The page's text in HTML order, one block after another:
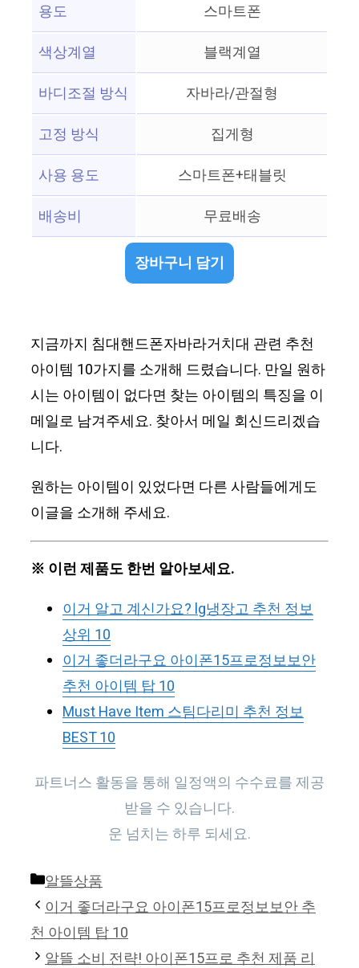
용도
스마트폰
색상계열
블랙계열
바디조절 방식
자바라/관절형
고정 방식
집게형
사용 용도
스마트폰+태블릿
배송비
무료배송
장바구니 담기
지금까지 침대핸드폰자바라거치대 관련 추천
아이템 10가지를 소개해 드렸습니다. 만일 원하
시는 아이템이 없다면 찾는 아이템의 특징을 이
메일로 남겨주세요. 찾아서 메일 회신드리겠습
니다.
원하는 아이템이 있었다면 다른 사람들에게도
이글을 소개해 주세요.
※ 이런 제품도 한번 알아보세요.
이거 알고 계신가요? lg냉장고 추천 정보
상위 10
이거 좋더라구요 아이폰15프로정보보안
추천 아이템 탑 10
Must Have Item 스팀다리미 추천 정보
BEST 10
파트너스 활동을 통해 일정액의 수수료를 제공
받을 수 있습니다.
운 넘치는 하루 되세요.
Categories
알뜰상품
이거 좋더라구요 아이폰15프로정보보안 추
천 아이템 탑 10
알뜰 소비 전략! 아이폰15프로 추천 제품 리